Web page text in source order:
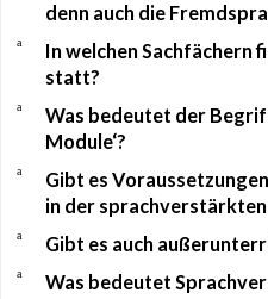
denn auch die
a
In welchen Sachfächern
statt?
a
Was bedeutet der
Module‘?
a
Gibt es
in der sprachverstärkten
a Gibt es auch
a Was bedeutet